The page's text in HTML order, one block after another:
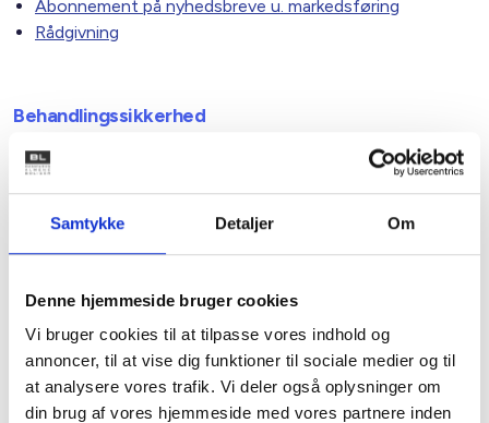
Samtykke Detaljer Om
Denne hjemmeside bruger cookies
Vi bruger cookies til at tilpasse vores indhold og
annoncer, til at vise dig funktioner til sociale medier og til
at analysere vores trafik. Vi deler også oplysninger om
din brug af vores hjemmeside med vores partnere inden
Abonnement på nyhedsbreve u. markedsføring
Rådgivning
Behandlingssikkerhed
For at omsætte de formelle krav til sikkerhed i praksis, har
BL en IT-organisation som arbejder med at implementere
sikkerhedsforanstaltninger. Overordnet er følgende
sikkerhedsforanstaltninger implementeret:
Alle BL’s dataforbindelser er krypterede
Alle brugere på BL’s IT-miljøer skal verificeres med
individuelt brugernavn og adgangskode, og der
foretages kontrol med afviste adgangsforsøg
BL har flere sikre kommunikationsformer, f.eks.